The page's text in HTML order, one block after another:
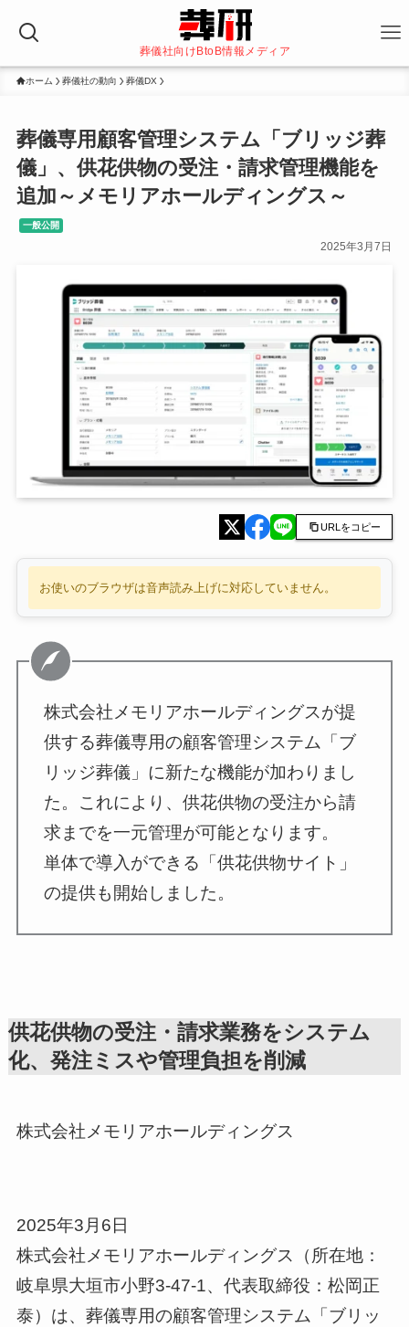
葬儀社向けBtoB情報メディア
ホーム 葬儀社の動向 葬儀DX
葬儀専用顧客管理システム「ブリッジ葬
儀」、供花供物の受注・請求管理機能を
追加～メモリアホールディングス～
一般公開
2025年3月7日
URLをコピー
お使いのブラウザは音声読み上げに対応していません。
株式会社メモリアホールディングスが提
供する葬儀専用の顧客管理システム「ブ
リッジ葬儀」に新たな機能が加わりまし
た。これにより、供花供物の受注から請
求までを一元管理が可能となります。
単体で導入ができる「供花供物サイト」
の提供も開始しました。
供花供物の受注・請求業務をシステム
化、発注ミスや管理負担を削減
株式会社メモリアホールディングス
2025年3月6日
株式会社メモリアホールディングス（所在地：
岐阜県大垣市小野3-47-1、代表取締役：松岡正
泰）は、葬儀専用の顧客管理システム「ブリッ